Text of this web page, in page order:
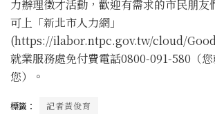
力辦理徵才活動，歡迎有需求的市民朋友
可上「新北市人力網」
(https://ilabor.ntpc.gov.tw/cloud/
就業服務處免付費電話0800-091-580（
您）。
標籤： 記者黃俊育